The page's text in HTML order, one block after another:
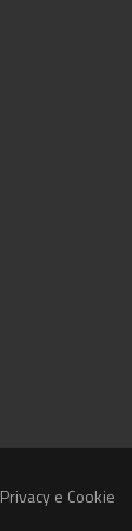
Privacy e Cookie